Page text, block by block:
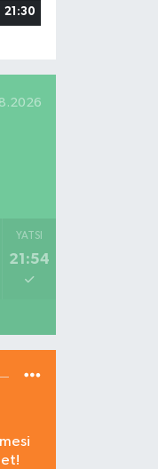
21:30
YATSI
21:54